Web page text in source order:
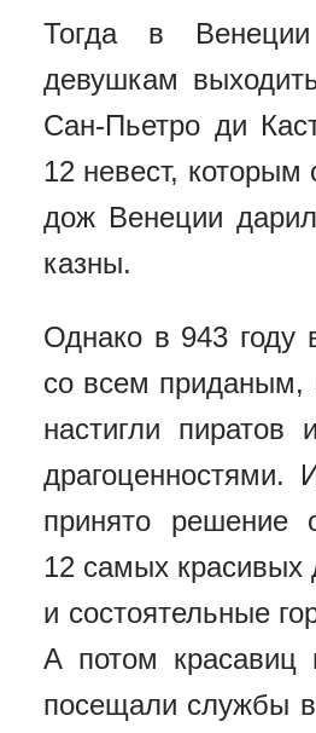
Тогда в
девушкам
Сан-Пьетро ди
12 невест,
дож Венеции
казны.
Однако в 943 году
со всем приданым,
настигли
драгоценностями.
принято решение
12 самых красивых
и состоятельные
А потом красавиц
посещали службы